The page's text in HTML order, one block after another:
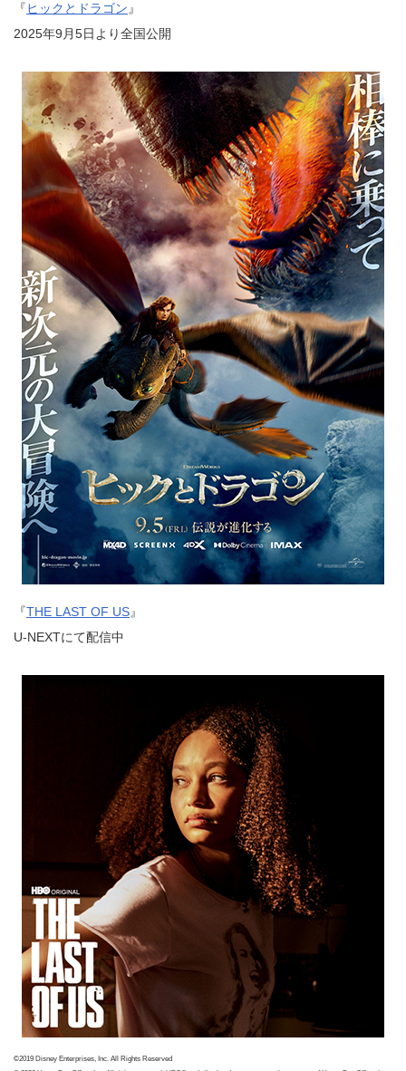
『ヒックとドラゴン』
2025年9月5日より全国公開
『THE LAST OF US』
U-NEXTにて配信中
©2019 Disney Enterprises, Inc. All Rights Reserved